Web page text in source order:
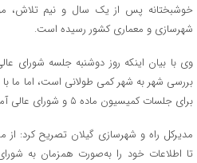
خوشبختانه پس از یک سال و نیم تلاش،
شهرسازی و معماری کشور رسیده است.
وی با بیان اینکه روز دوشنبه جلسه شورای عالی
بررسی شهر به شهر کمی طولانی است، اما ما با
برای جلسات کمیسیون ماده ۵ و شورای عالی آماده کرده‌ایم.
مدیرکل راه و شهرسازی گیلان تصریح کرد: از
تا اطلاعات خود را به‌صورت همزمان به شورای